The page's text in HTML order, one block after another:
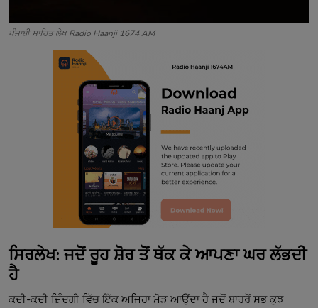
ਪੰਜਾਬੀ ਸਾਹਿਤ ਲੇਖ Radio Haanji 1674 AM
ਸਿਰਲੇਖ: ਜਦੋਂ ਰੂਹ ਸ਼ੋਰ ਤੋਂ ਥੱਕ ਕੇ ਆਪਣਾ ਘਰ ਲੱਭਦੀ
ਹੈ
ਕਦੀ-ਕਦੀ ਜ਼ਿੰਦਗੀ ਵਿੱਚ ਇੱਕ ਅਜਿਹਾ ਮੋੜ ਆਉਂਦਾ ਹੈ ਜਦੋਂ ਬਾਹਰੋਂ ਸਭ ਕੁਝ